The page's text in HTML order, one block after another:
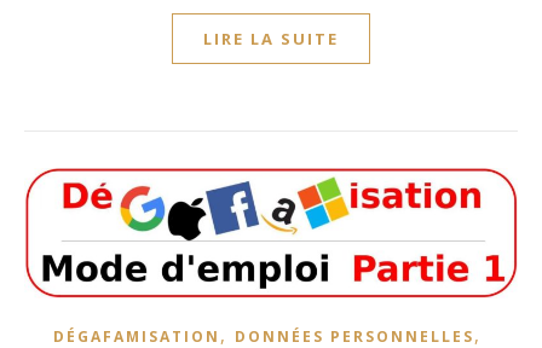
LIRE LA SUITE
DÉGAFAMISATION , DONNÉES PERSONNELLES,